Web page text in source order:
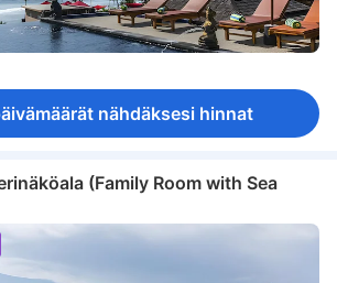
nähdäksesi hinnat
(Family Room with Sea